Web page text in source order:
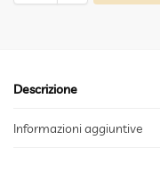
Descrizione
Informazioni aggiuntive